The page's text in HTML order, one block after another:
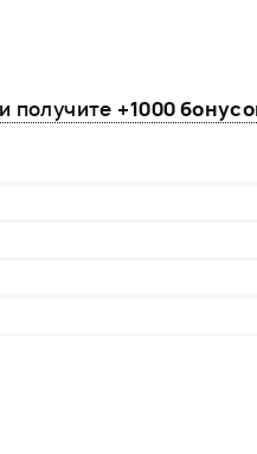
получите +1000